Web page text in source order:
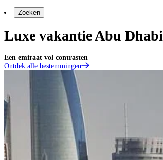
Zoeken
Luxe vakantie Abu Dhabi
Een emiraat vol contrasten
Ontdek alle bestemmingen